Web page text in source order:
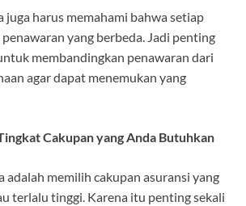
juga harus memahami bahwa setiap
yang berbeda. Jadi penting
membandingkan penawaran dari
agar dapat menemukan yang
Cakupan yang Anda Butuhkan
adalah memilih cakupan asuransi yang
terlalu tinggi. Karena itu penting sekali